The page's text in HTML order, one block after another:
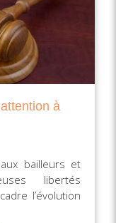
à
bailleurs et
libertés
l’évolution